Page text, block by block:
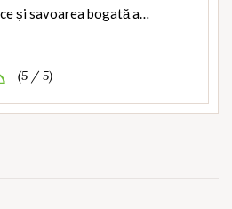
și savoarea bogată a…
(5 / 5)